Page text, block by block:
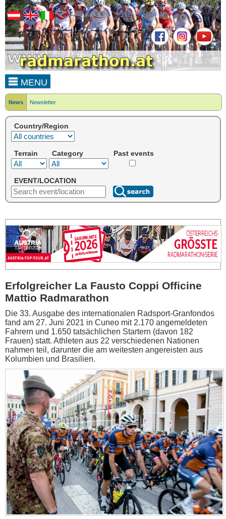
MENU
News Newsletter
Country/Region
Terrain Category Past events
EVENT/LOCATION
Erfolgreicher La Fausto Coppi Officine
Mattio Radmarathon
Die 33. Ausgabe des internationalen Radsport-Granfondos
fand am 27. Juni 2021 in Cuneo mit 2.170 angemeldeten
Fahrern und 1.650 tatsächlichen Startern (davon 182
Frauen) statt. Athleten aus 22 verschiedenen Nationen
nahmen teil, darunter die am weitesten angereisten aus
Kolumbien und Brasilien.